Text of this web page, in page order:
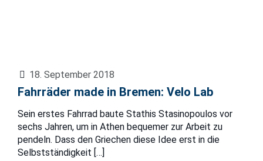
18. September 2018
Fahrräder made in Bremen: Velo Lab
Sein erstes Fahrrad baute Stathis Stasinopoulos vor
sechs Jahren, um in Athen bequemer zur Arbeit zu
pendeln. Dass den Griechen diese Idee erst in die
Selbstständigkeit […]